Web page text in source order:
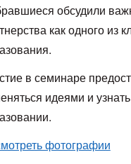
обсудили
как одного из
в семинаре
идеями и
фотографии